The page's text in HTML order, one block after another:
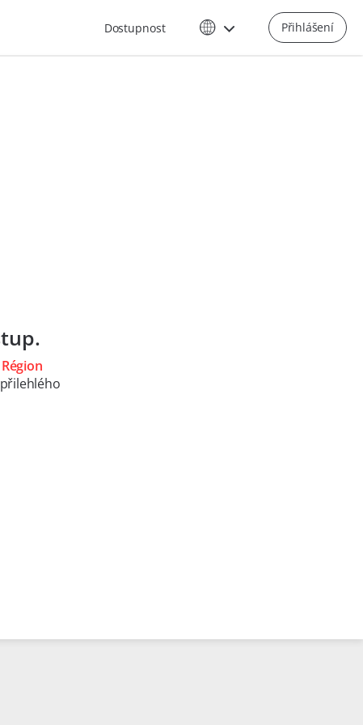
Dostupnost Přihlášení
Région